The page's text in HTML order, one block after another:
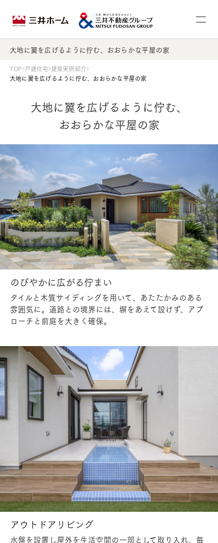
大地に翼を広げるように佇む、おおらかな平屋の家
TOP 戸建住宅 建築実例紹介
大地に翼を広げるように佇む、おおらかな平屋の家
大地に翼を広げるように佇む、
おおらかな平屋の家
のびやかに広がる佇まい
タイルと木質サイディングを用いて、あたたかみのある
雰囲気に。道路との境界には、塀をあえて設けず、アプ
ローチと前庭を大きく確保。
アウトドアリビング
水盤を設置し屋外を生活空間の一部として取り入れ、毎